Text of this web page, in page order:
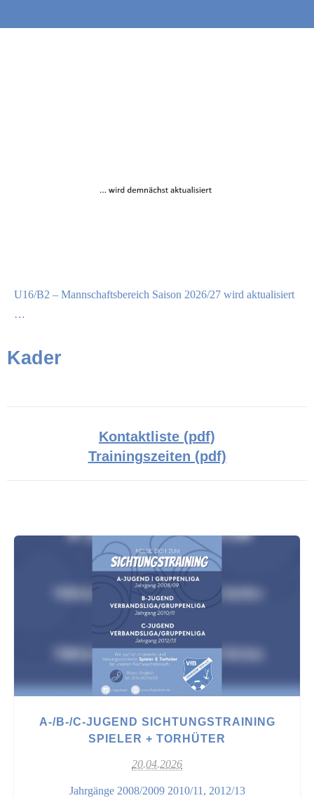
U16/B2 – Mannschaftsbereich Saison 2026/27 wird aktualisiert
…
Kader
Kontaktliste (pdf)
Trainingszeiten (pdf)
A-/B-/C-JUGEND SICHTUNGSTRAINING
SPIELER + TORHÜTER
20.04.2026
Jahrgänge 2008/2009 2010/11, 2012/13